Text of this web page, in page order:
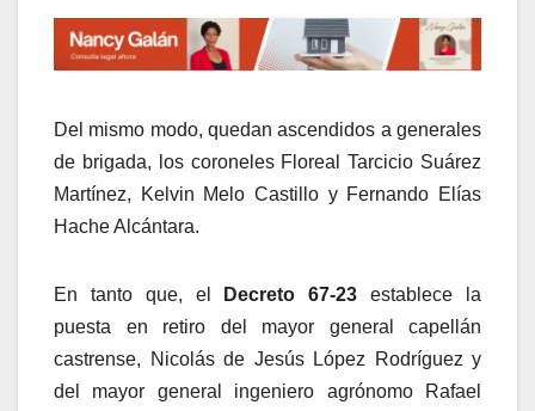
Del mismo modo, quedan ascendidos a generales
de brigada, los coroneles Floreal Tarcicio Suárez
Martínez, Kelvin Melo Castillo y Fernando Elías
Hache Alcántara.
En tanto que, el Decreto 67-23establece la
puesta en retiro del mayor general capellán
castrense, Nicolás de Jesús López Rodríguez y
del mayor general ingeniero agrónomo Rafael